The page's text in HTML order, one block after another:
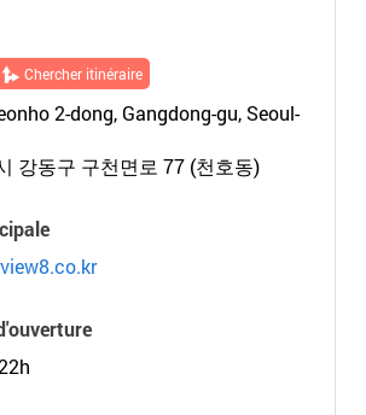
Chercher itinéraire
2-dong, Gangdong-gu, Seoul-
강동구 구천면로 77 (천호동)